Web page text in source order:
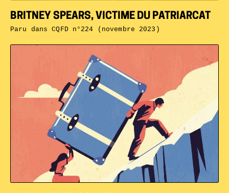
BRITNEY SPEARS, VICTIME DU PATRIARCAT
Paru dansCQFD n°224 (novembre 2023)